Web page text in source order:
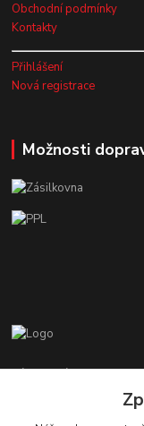
Obchodní podmínky
Kontakty
Přihlášení
Nová registrace
Možnosti
Zákaznická podpora
+420 606 622